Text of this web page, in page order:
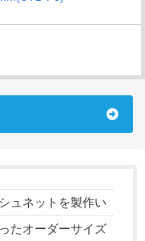
ュネットを製作い
たオーダーサイズ